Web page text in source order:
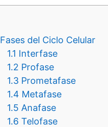
Fases del Ciclo Celular
1.1 Interfase
1.2 Profase
1.3 Prometafase
1.4 Metafase
1.5 Anafase
1.6 Telofase